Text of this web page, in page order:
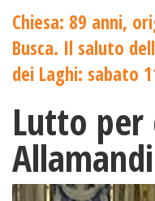
Chiesa: 89 anni,
Busca. Il saluto
dei Laghi: sabato
Lutto per
Allamandi